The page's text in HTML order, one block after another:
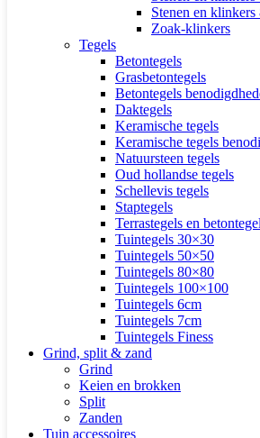
Stenen en klinkers
Zoak-klinkers
Tegels
Betontegels
Grasbetontegels
Betontegels
Daktegels
Keramische tegels
Keramische tegels
Natuursteen tegels
Oud hollandse tegels
Schellevis tegels
Staptegels
Terrastegels en
Tuintegels 30×30
Tuintegels 50×50
Tuintegels 80×80
Tuintegels 100×100
Tuintegels 6cm
Tuintegels 7cm
Tuintegels Finess
Grind, split & zand
Grind
Keien en brokken
Split
Zanden
Tuin accessoires